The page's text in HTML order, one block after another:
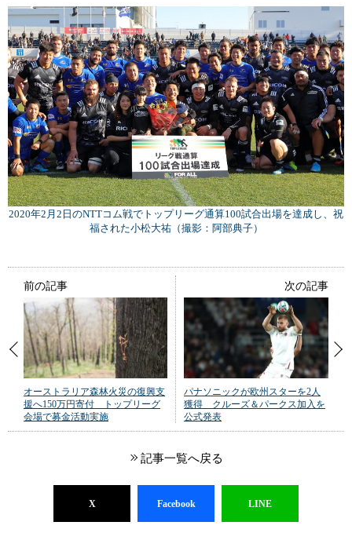
2020年2月2日のNTTコム戦でトップリーグ通算100試合出場を達成し、祝
福された小松大祐（撮影：阿部典子）
前の記事
オーストラリア森林火災の復興支
援へ150万円寄付 トップリーグ
会場で募金活動実施
次の記事
パナソニックが欧州スターを2人
獲得 クルーズ＆パークス加入を
公式発表
記事一覧へ戻る
X Facebook LINE